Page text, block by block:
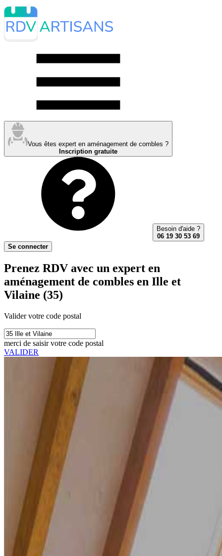
Vous êtes expert en aménagement de combles ?
Inscription gratuite
Besoin d'aide ?
06 19 30 53 69
Se connecter
Prenez RDV avec un expert en
aménagement de combles en Ille et
Vilaine (35)
Valider votre code postal
merci de saisir votre code postal
VALIDER